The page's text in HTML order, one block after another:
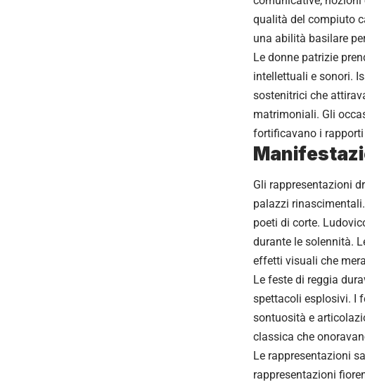
qualità del compiuto
una abilità basilare
Le donne patrizie
intellettuali e sonori.
sostenitrici che
matrimoniali. Gli
fortificavano i
Gli rappresentazioni
palazzi
poeti di corte.
durante le solennità.
effetti visuali che
Le feste di reggia
spettacoli esplosivi. I
sontuosità e
classica che
Le rappresentazioni
rappresentazioni